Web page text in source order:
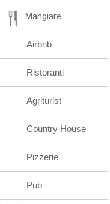
Mangiare
Airbnb
Ristoranti
Agriturist
Country House
Pizzerie
Pub